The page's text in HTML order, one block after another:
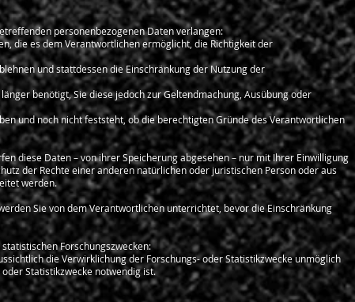
personenbezogenen Daten verlangen:
die es dem Verantwortlichen ermöglicht, die Richtigkeit der
und stattdessen die Einschränkung der Nutzung der
benötigt, Sie diese jedoch zur Geltendmachung, Ausübung oder
und noch nicht feststeht, ob die berechtigten Gründe des Verantwortlichen
diese Daten – von ihrer Speicherung abgesehen – nur mit Ihrer Einwilligung
der Rechte einer anderen natürlichen oder juristischen Person oder aus
werden.
Sie von dem Verantwortlichen unterrichtet, bevor die Einschränkung
Forschungszwecken:
die Verwirklichung der Forschungs- oder Statistikzwecke unmöglich
Statistikzwecke notwendig ist.